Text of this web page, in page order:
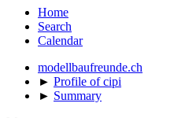
Home
Search
Calendar
modellbaufreunde.ch
► Profile of cipi
► Summary